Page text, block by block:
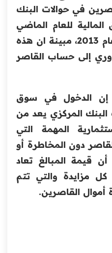
في حوالات البنك
للعام الماضي
2014، اعلى من ارباح عام 2013، مبينة ان هذه
إلى حساب القاصر
إن الدخول في سوق
البنك المركزي يعد من
المهمة التي
دون المخاطرة أو
قيمة المبالغ تعاد
كل مزايدة والتي تتم
أموال القاصرين.